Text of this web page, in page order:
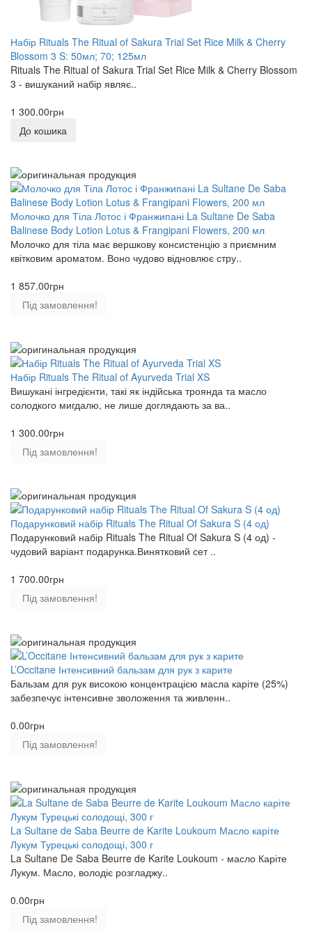
Набір Rituals The Ritual of Sakura Trial Set Rice Milk & Cherry
Blossom 3 S: 50мл; 70; 125мл
Rituals The Ritual of Sakura Trial Set Rice Milk & Cherry Blossom
3 - вишуканий набір являє..
1 300.00грн
До кошика
Молочко для Тіла Лотос і Франжипані La Sultane De Saba
Balinese Body Lotion Lotus & Frangipani Flowers, 200 мл
Молочко для тіла має вершкову консистенцію з приємним
квітковим ароматом. Воно чудово відновлює стру..
1 857.00грн
Під замовлення!
Набір Rituals The Ritual of Ayurveda Trial XS
Вишукані інгредієнти, такі як індійська троянда та масло
солодкого мигдалю, не лише доглядають за ва..
1 300.00грн
Під замовлення!
Подарунковий набір Rituals The Ritual Of Sakura S (4 од)
Подарунковий набір Rituals The Ritual Of Sakura S (4 од) -
чудовий варіант подарунка.Винятковий сет ..
1 700.00грн
Під замовлення!
L’Occitane Інтенсивний бальзам для рук з карите
Бальзам для рук високою концентрацією масла каріте (25%)
забезпечує інтенсивне зволоження та живленн..
0.00грн
Під замовлення!
La Sultane de Saba Beurre de Karite Loukoum Масло каріте
Лукум Турецькі солодощі, 300 г
La Sultane De Saba Beurre de Karite Loukoum - масло Каріте
Лукум. Масло, володіє розгладжу..
0.00грн
Під замовлення!